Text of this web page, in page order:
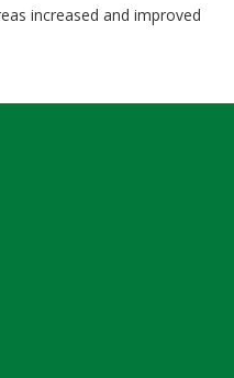
increased and improved